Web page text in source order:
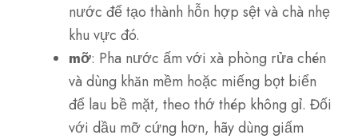
nước để tạo thành hỗn hợp sệt và chà nhẹ
khu vực đó.
mỡ: Pha nước ấm với xà phòng rửa chén
và dùng khăn mềm hoặc miếng bọt biển
để lau bề mặt, theo thớ thép không gỉ. Đối
với dầu mỡ cứng hơn, hãy dùng giấm